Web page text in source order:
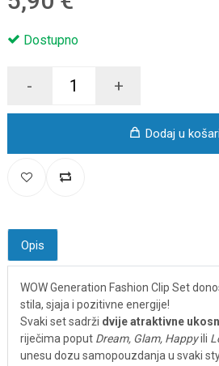
Dostupno
- +
Dodaj u
Opis
WOW Generation Fashion Clip Set
stila, sjaja i pozitivne energije!
Svaki set sadrži dvije atraktivne
riječima poput Dream, Glam, Happyili
unesu dozu samopouzdanja u svaki